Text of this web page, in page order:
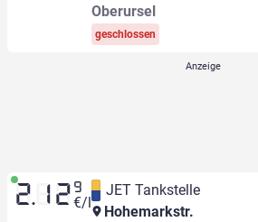
Oberursel
geschlossen
2.12 9
€/l
JET Tankstelle
Hohemarkstr.